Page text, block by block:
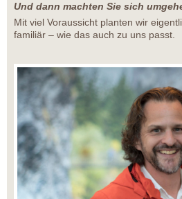
Und dann machten Sie sich
Mit viel Voraussicht planten wir
familiär – wie das auch zu uns passt.